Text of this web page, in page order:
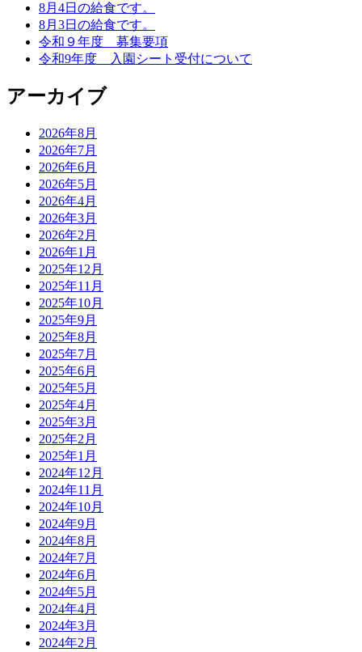
8月4日の給食です。
8月3日の給食です。
令和９年度 募集要項
令和9年度 入園シート受付について
アーカイブ
2026年8月
2026年7月
2026年6月
2026年5月
2026年4月
2026年3月
2026年2月
2026年1月
2025年12月
2025年11月
2025年10月
2025年9月
2025年8月
2025年7月
2025年6月
2025年5月
2025年4月
2025年3月
2025年2月
2025年1月
2024年12月
2024年11月
2024年10月
2024年9月
2024年8月
2024年7月
2024年6月
2024年5月
2024年4月
2024年3月
2024年2月